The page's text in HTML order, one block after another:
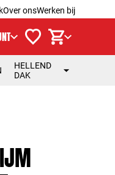
Over onsWerken bij
HELLEND
DAK